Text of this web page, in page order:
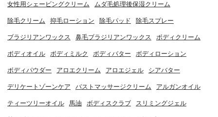
女性用シェービングクリーム ムダ毛処理後保湿クリーム
除毛クリーム 抑毛ローション 除毛パッド 除毛スプレー
ブラジリアンワックス 鼻毛ブラジリアンワックス ボディクリーム
ボディオイル ボディミルク ボディバター ボディローション
ボディパウダー アロエクリーム アロエジェル シアバター
デリケートゾーンケア バストマッサージクリーム アルガンオイル
ティーツリーオイル 馬油 ボディスクラブ スリミングジェル